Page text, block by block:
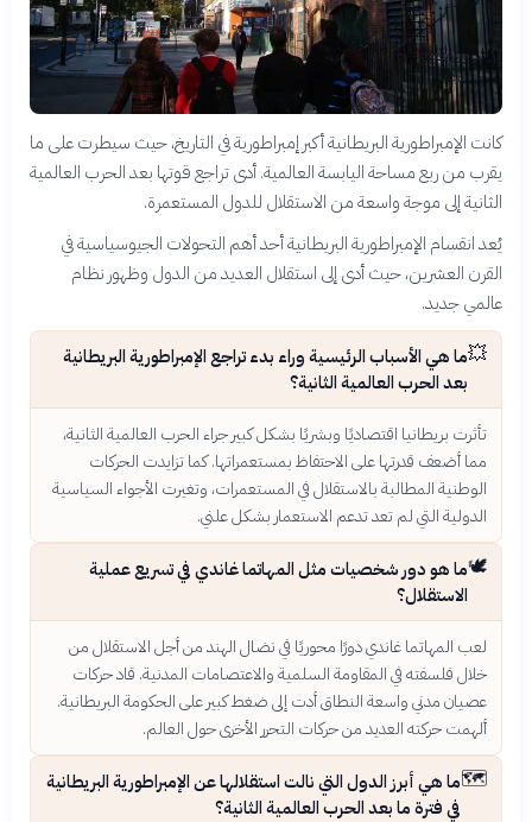
كانت الإمبراطورية البريطانية أكبر إمبراطورية في التاريخ، حيث سيطرت على ما
يقرب من ربع مساحة اليابسة العالمية. أدى تراجع قوتها بعد الحرب العالمية
الثانية إلى موجة واسعة من الاستقلال للدول المستعمرة.
يُعد انقسام الإمبراطورية البريطانية أحد أهم التحولات الجيوسياسية في
القرن العشرين، حيث أدى إلى استقلال العديد من الدول وظهور نظام
عالمي جديد.
💥ما هي الأسباب الرئيسية وراء بدء تراجع الإمبراطورية البريطانية
بعد الحرب العالمية الثانية؟
تأثرت بريطانيا اقتصاديًا وبشريًا بشكل كبير جراء الحرب العالمية الثانية،
مما أضعف قدرتها على الاحتفاظ بمستعمراتها. كما تزايدت الحركات
الوطنية المطالبة بالاستقلال في المستعمرات، وتغيرت الأجواء السياسية
الدولية التي لم تعد تدعم الاستعمار بشكل علني.
🕊️ما هو دور شخصيات مثل المهاتما غاندي في تسريع عملية
الاستقلال؟
لعب المهاتما غاندي دورًا محوريًا في نضال الهند من أجل الاستقلال من
خلال فلسفته في المقاومة السلمية والاعتصامات المدنية. قاد حركات
عصيان مدني واسعة النطاق أدت إلى ضغط كبير على الحكومة البريطانية.
ألهمت حركته العديد من حركات التحرر الأخرى حول العالم.
🗺️ما هي أبرز الدول التي نالت استقلالها عن الإمبراطورية البريطانية
في فترة ما بعد الحرب العالمية الثانية؟